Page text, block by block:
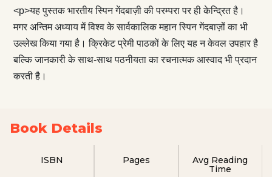
<p>यह पुस्तक भारतीय स्पिन गेंदबाज़ी की परम्परा पर ही केन्द्रित है।
मगर अन्तिम अध्याय में विश्व के सार्वकालिक महान स्पिन गेंदबाज़ों का भी
उल्लेख किया गया है। क्रिकेट प्रेमी पाठकों के लिए यह न केवल उपहार है
बल्कि जानकारी के साथ-साथ पठनीयता का रचनात्मक आस्वाद भी प्रदान
करती है।
Book Details
ISBN Pages
Avg Reading
Time